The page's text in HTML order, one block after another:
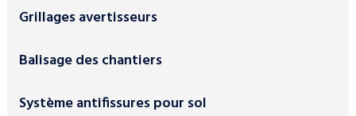
Grillages avertisseurs
Balisage des chantiers
Système antifissures pour sol